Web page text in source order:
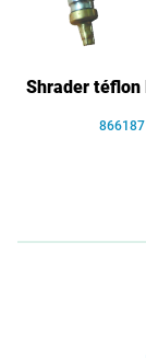
Shrader téflon
866187